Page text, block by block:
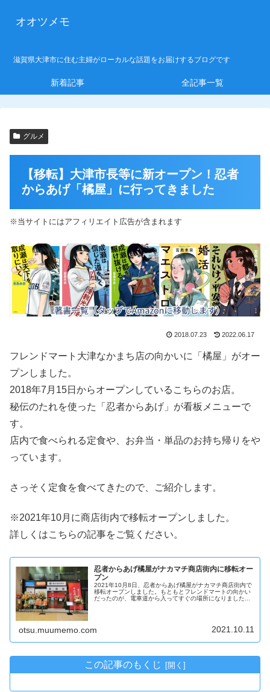
オオツメモ
滋賀県大津市に住む主婦がローカルな話題をお届けするブログです
新着記事 全記事一覧
グルメ
【移転】大津市長等に新オープン！忍者
からあげ「橘屋」に行ってきました
※当サイトにはアフィリエイト広告が含まれます
2018.07.23 2022.06.17
フレンドマート大津なかまち店の向かいに「橘屋」がオー
プンしました。
2018年7月15日からオープンしているこちらのお店。
秘伝のたれを使った「忍者からあげ」が看板メニューで
す。
店内で食べられる定食や、お弁当・単品のお持ち帰りをや
っています。
さっそく定食を食べてきたので、ご紹介します。
※2021年10月に商店街内で移転オープンしました。
詳しくはこちらの記事をご覧ください。
忍者からあげ橘屋がナカマチ商店街内に移転オー
プン
2021年10月8日、忍者からあげ橘屋がナカマチ商店街内で
移転オープンしました。もともとフレンドマートの向かい
だったのが、電車道から入ってすぐの場所になりました...
otsu.muumemo.com 2021.10.11
この記事のもくじ